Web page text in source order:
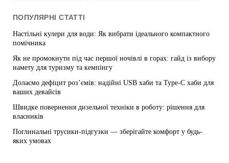
ПОПУЛЯРНІ СТАТТІ
Настільні кулери для води: Як вибрати ідеального компактного
помічника
Як не промокнути під час першої ночівлі в горах: гайд із вибору
намету для туризму та кемпінгу
Долаємо дефіцит роз’ємів: надійні USB хаби та Type-C хаби для
ваших девайсів
Швидке повернення дизельної техніки в роботу: рішення для
власників
Поглинальні трусики-підгузки — зберігайте комфорт у будь-
яких умовах